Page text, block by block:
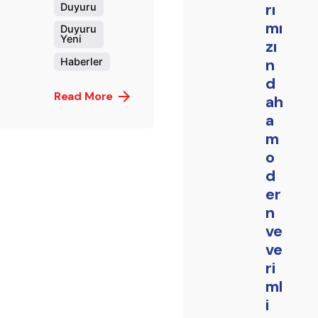
Duyuru
Duyuru
Yeni
Haberler
Read More
rı
mı
zı
n
d
ah
a
m
o
d
er
n
ve
ve
ri
ml
i